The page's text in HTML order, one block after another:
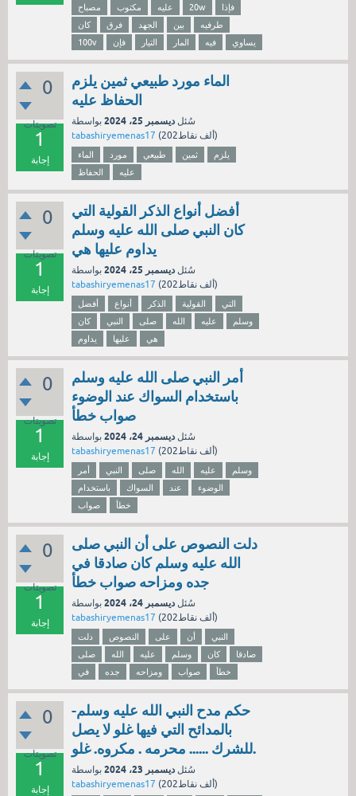
مصباح مكتوب عليه 20w
فإذا
كان
فرق الجهد بين
طرفيه
100v
فإن التيار المار فيه يساوي
0
تصويتات
1
إجابة
الماء مورد طبيعي ثمين يلزم
الحفاظ عليه
سُئل ديسمبر 25، 2024
بواسطة
tabashiryemenas17 ( 202ألف نقاط)
الماء مورد طبيعي ثمين
يلزم
الحفاظ
عليه
0
تصويتات
1
إجابة
أفضل أنواع الذكر القولية التي
كان النبي صلى الله عليه وسلم
يداوم عليها هي
سُئل ديسمبر 25، 2024
بواسطة
tabashiryemenas17 ( 202ألف نقاط)
أفضل أنواع الذكر القولية
التي
كان
النبي صلى الله عليه
وسلم
يداوم
عليها هي
0
تصويتات
1
إجابة
أمر النبي صلى الله عليه وسلم
باستخدام السواك عند الوضوء
صواب خطأ
سُئل ديسمبر 24، 2024
بواسطة
tabashiryemenas17 ( 202ألف نقاط)
أمر النبي صلى الله عليه
وسلم
باستخدام
السواك عند
الوضوء
صواب
خطأ
0
تصويتات
1
إجابة
دلت النصوص على أن النبي صلى
الله عليه وسلم كان صادقا في
جده ومزاحه صواب خطأ
سُئل ديسمبر 24، 2024
بواسطة
tabashiryemenas17 ( 202ألف نقاط)
دلت النصوص على أن
النبي
صلى
الله عليه وسلم كان
صادقا
في
جده ومزاحه صواب خطأ
0
تصويتات
1
إجابة
حكم مدح النبي الله عليه وسلم-
بالمدائح التي فيها غلو لا يصل
للشرك ...... محرمه . مكروه. غلو.
سُئل ديسمبر 23، 2024
بواسطة
tabashiryemenas17 ( 202ألف نقاط)